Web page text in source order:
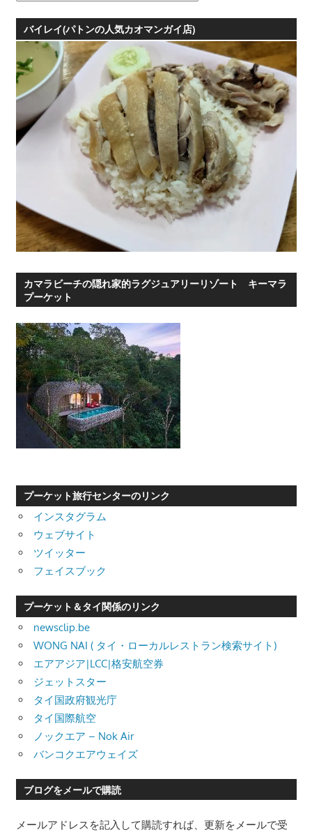
ゴ
リ
ー
バイレイ(パトンの人気カオマンガイ店)
カマラビーチの隠れ家的ラグジュアリーリゾート キーマラ
プーケット
プーケット旅行センターのリンク
インスタグラム
ウェブサイト
ツイッター
フェイスブック
プーケット＆タイ関係のリンク
newsclip.be
WONG NAI ( タイ・ローカルレストラン検索サイト)
エアアジア|LCC|格安航空券
ジェットスター
タイ国政府観光庁
タイ国際航空
ノックエア – Nok Air
バンコクエアウェイズ
ブログをメールで購読
メールアドレスを記入して購読すれば、更新をメールで受